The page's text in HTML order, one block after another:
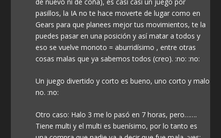
pasillos, la IA no te hace moverte de lugar como en
Gears para que planees mejor tus movimientos, te la
puedes pasar en una posición y así matar a todos y
eso se vuelve monoto = aburridísimo , entre otras
cosas malas que ya sabemos todos (creo). :no: :no:
Un juego divertido y corto es bueno, uno corto y malo
no. :no:
Otro caso: Halo 3 me lo pasó en 7 horas, pero…….
Tiene multi y el multi es buenísimo, por lo tanto es